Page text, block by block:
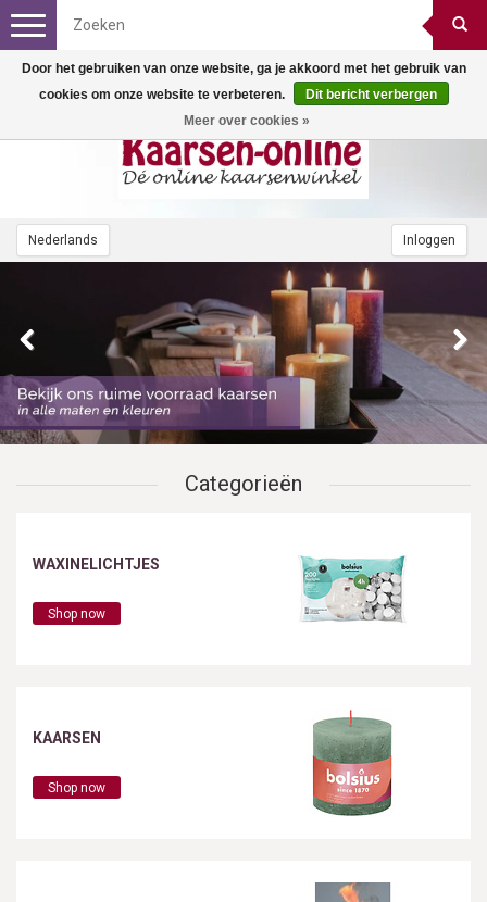
Nederlands Inloggen
Toggle
navigation
Categorieën
WAXINELICHTJES
Shop now
KAARSEN
Shop now
Door het gebruiken van onze website, ga je akkoord met het gebruik van
cookies om onze website te verbeteren.
Dit bericht verbergen
Meer over cookies »